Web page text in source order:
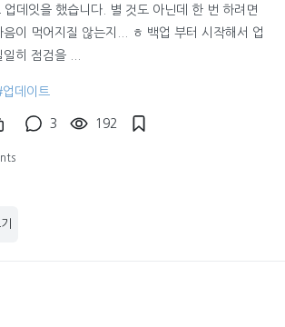
데잇을 했습니다. 별 것도 아닌데 한 번 하려면
음이 먹어지질 않는지... ㅎ 백업 부터 시작해서 업
히 점검을 ...
업데이트
3 192